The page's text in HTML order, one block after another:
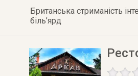
Британська стриманість
біль’ярд